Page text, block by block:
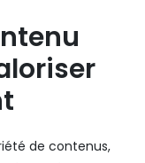
de contenus,